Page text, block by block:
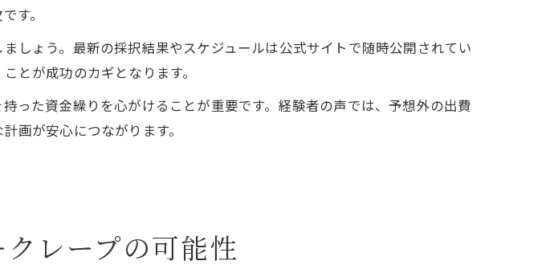
す。
しょう。最新の採択結果やスケジュールは公式サイトで随時公開されてい
とが成功のカギとなります。
った資金繰りを心がけることが重要です。経験者の声では、予想外の出費
画が安心につながります。
レープの可能性